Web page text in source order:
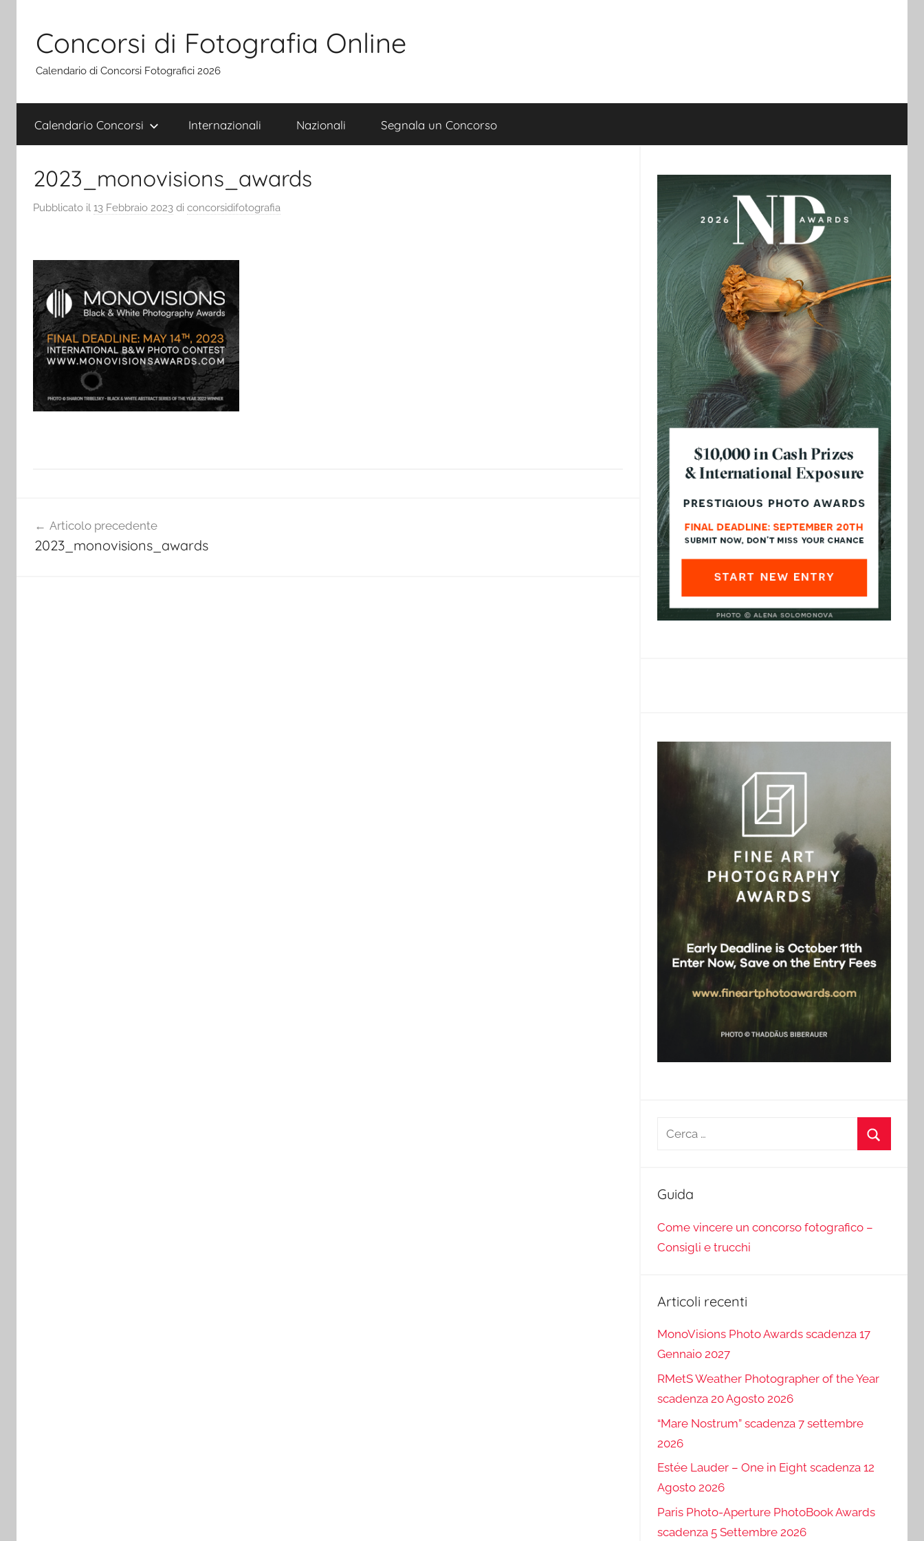
contenuto
Concorsi di Fotografia Online
Calendario di Concorsi Fotografici 2026
Calendario Concorsi Internazionali Nazionali Segnala un Concorso
2023_monovisions_awards
Pubblicato il 13 Febbraio 2023 di concorsidifotografia
articoli
Articolo precedente
2023_monovisions_awards
Ricerca
Guida
Come vincere un concorso fotografico –
Consigli e trucchi
Articoli recenti
MonoVisions Photo Awards scadenza 17
Gennaio 2027
RMetS Weather Photographer of the Year
scadenza 20 Agosto 2026
“Mare Nostrum” scadenza 7 settembre
2026
Estée Lauder – One in Eight scadenza 12
Agosto 2026
Paris Photo-Aperture PhotoBook Awards
scadenza 5 Settembre 2026